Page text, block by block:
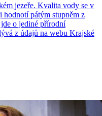
jezeře. Kvalita vody se v
pátým stupněm z
o jediné přírodní
z údajů na webu Krajské